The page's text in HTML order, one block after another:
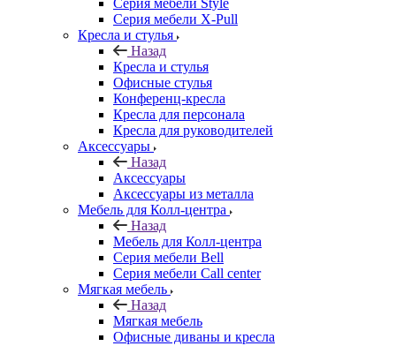
Серия мебели Style
Серия мебели X-Pull
Кресла и стулья
Назад
Кресла и стулья
Офисные стулья
Конференц-кресла
Кресла для персонала
Кресла для руководителей
Аксессуары
Назад
Аксессуары
Аксессуары из металла
Мебель для Колл-центра
Назад
Мебель для Колл-центра
Серия мебели Bell
Серия мебели Call center
Мягкая мебель
Назад
Мягкая мебель
Офисные диваны и кресла